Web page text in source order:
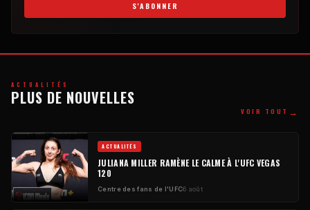
S'ABONNER
ACTUALITÉS
PLUS DE NOUVELLES
VOIR TOUT →
ACTUALITÉS
JULIANA MILLER RAMÈNE LE CALME À L'UFC VEGAS
120
Centre des fans de l'UFC6 août